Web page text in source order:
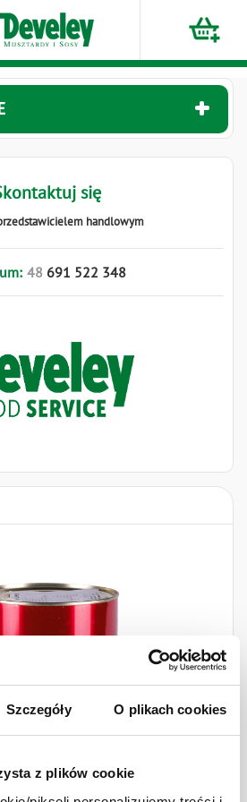
Szczegóły O plikach cookies
z plików cookie
się
handlowym
48 691 522 348